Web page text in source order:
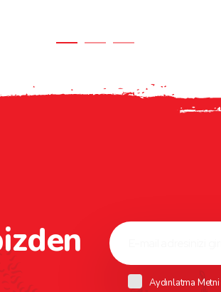
Aydınlatma Metni